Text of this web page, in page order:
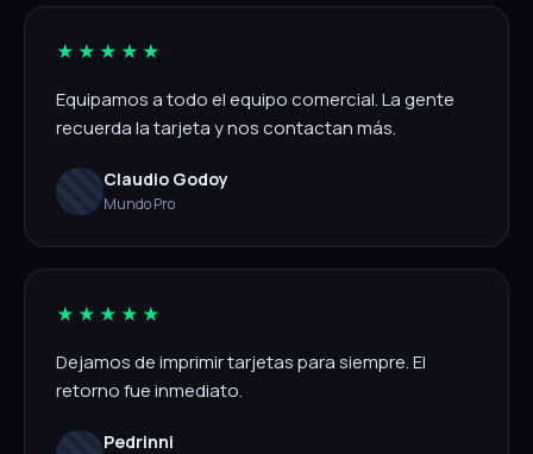
★★★★★
Equipamos a todo el equipo comercial. La gente
recuerda la tarjeta y nos contactan más.
Claudio Godoy
Mundo Pro
★★★★★
Dejamos de imprimir tarjetas para siempre. El
retorno fue inmediato.
Pedrinni